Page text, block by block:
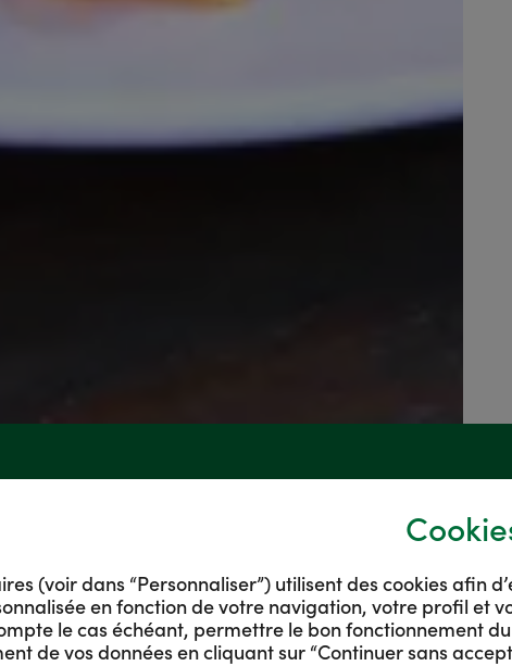
(voir dans “Personnaliser”) utilisent des cookies afin
en fonction de votre navigation, votre profil et
le cas échéant, permettre le bon fonctionnement
de vos données en cliquant sur “Continuer sans